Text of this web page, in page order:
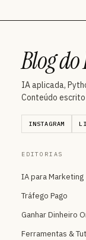
Blog
IA aplicada,
Conteúdo
INSTAGRAM
EDITORIAS
IA para Marketing
Tráfego Pago
Ganhar Dinheiro
Ferramentas &